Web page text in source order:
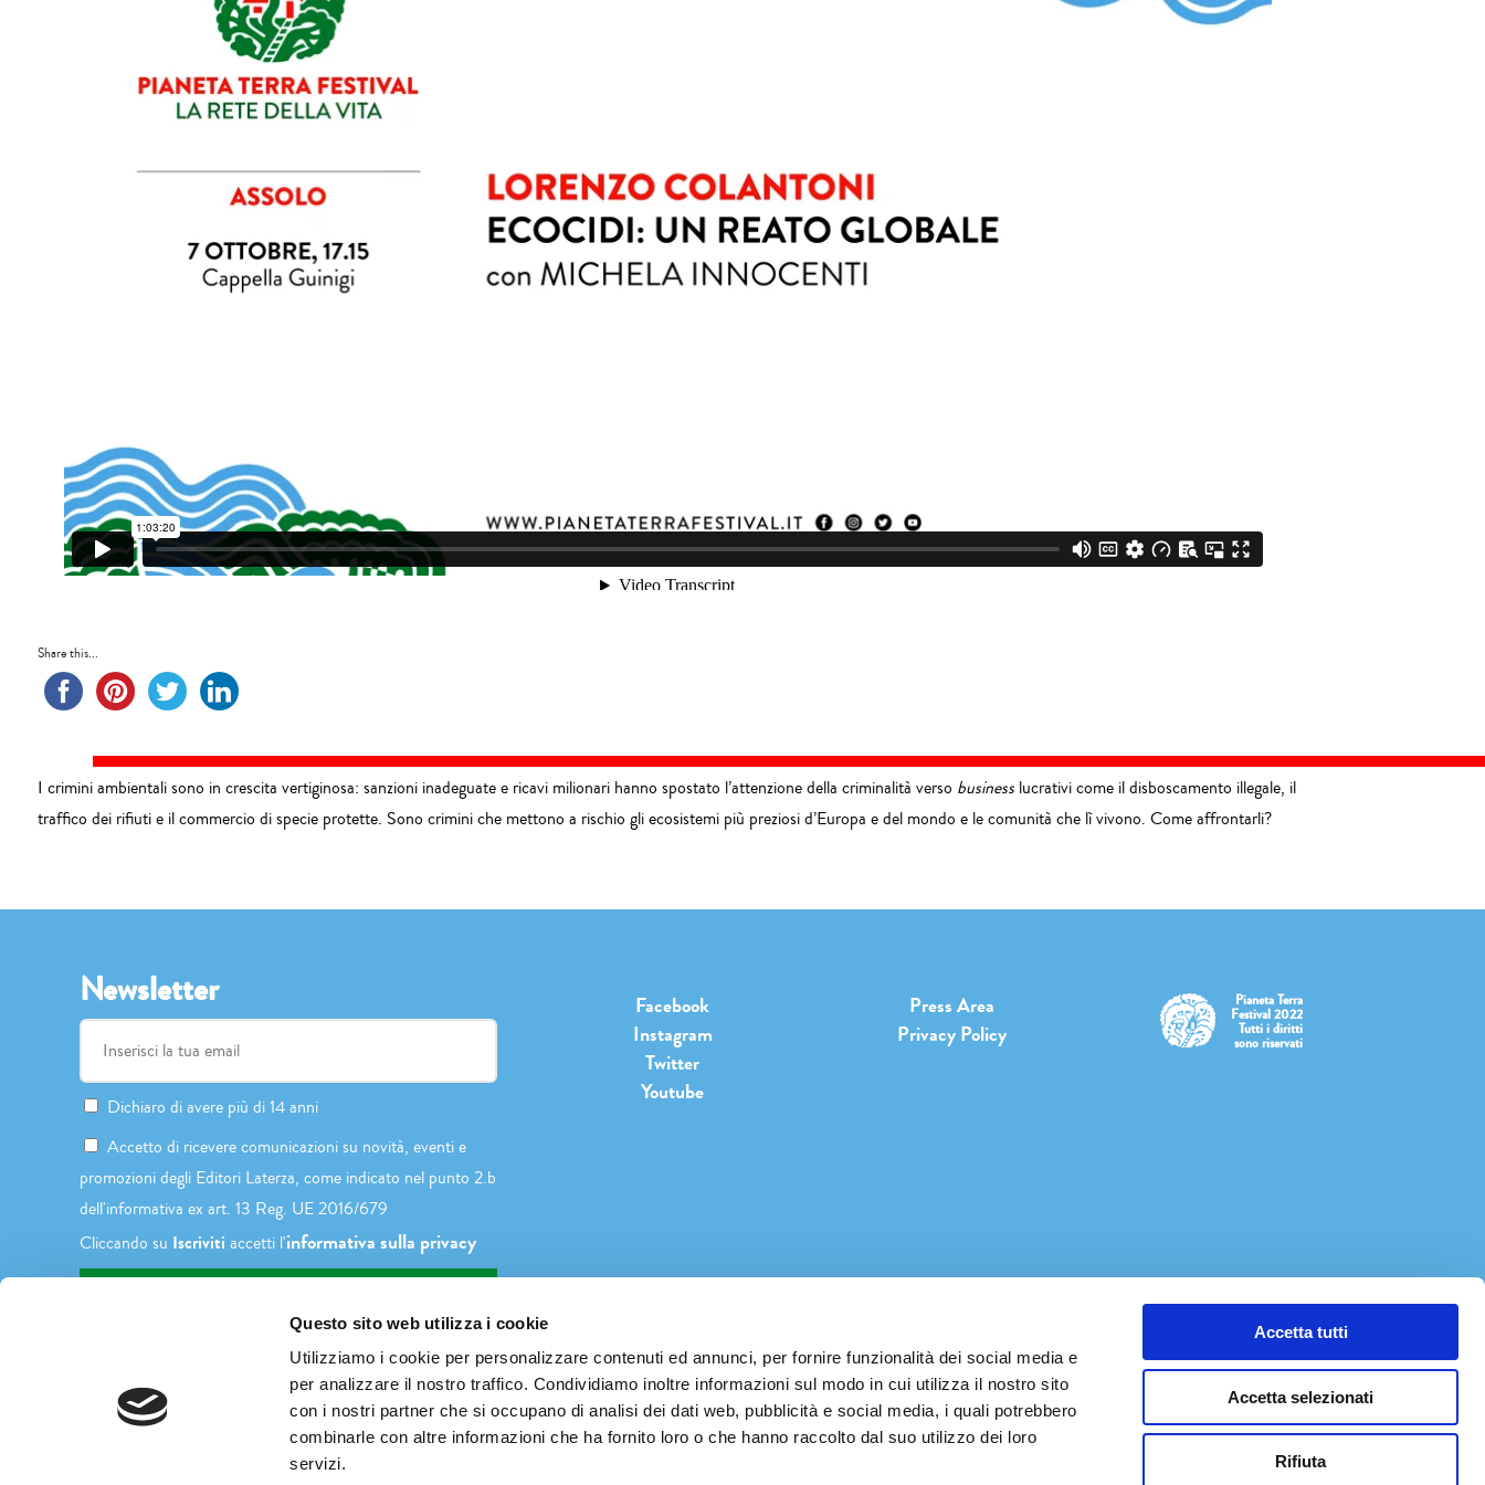
Questo sito web utilizza i cookie
Utilizziamo i cookie per personalizzare contenuti ed annunci, per fornire funzionalità dei social media e
per analizzare il nostro traffico. Condividiamo inoltre informazioni sul modo in cui utilizza il nostro sito
con i nostri partner che si occupano di analisi dei dati web, pubblicità e social media, i quali potrebbero
combinarle con altre informazioni che ha fornito loro o che hanno raccolto dal suo utilizzo dei loro
servizi.
Accetta tutti
Accetta selezionati
Rifiuta
Share this...
I crimini ambientali sono in crescita vertiginosa: sanzioni inadeguate e ricavi milionari hanno spostato l’attenzione della criminalità verso businesslucrativi come il disboscamento illegale, il
traffico dei rifiuti e il commercio di specie protette. Sono crimini che mettono a rischio gli ecosistemi più preziosi d’Europa e del mondo e le comunità che lì vivono. Come affrontarli?
Newsletter
Dichiaro di avere più di 14 anni
Accetto di ricevere comunicazioni su novità, eventi e
promozioni degli Editori Laterza, come indicato nel punto 2.b
dell'informativa ex art. 13 Reg. UE 2016/679
Cliccando su Iscriviti accetti l'informativa sulla privacy
Facebook
Instagram
Twitter
Youtube
Press Area
Privacy Policy
Pianeta Terra
Festival 2022
Tutti i diritti
sono riservati
INFO@PIANETATERRAFESTIVAL.IT